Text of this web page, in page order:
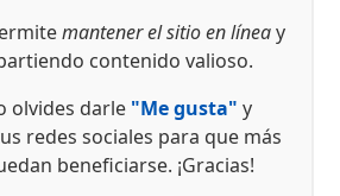
mantener el sitio en líneay
contenido valioso.
olvides darle "Me gusta" y
redes sociales para que más
beneficiarse. ¡Gracias!